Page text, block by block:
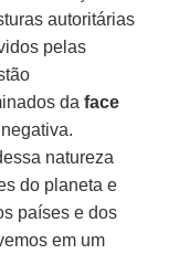
autoritárias
pelas
daface
natureza
do planeta e
países e dos
em um